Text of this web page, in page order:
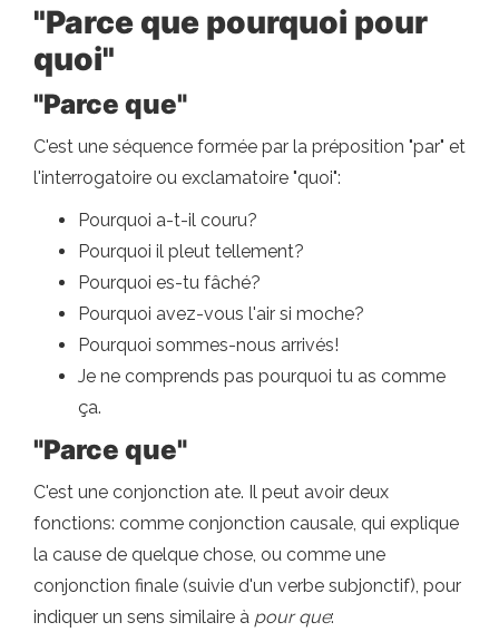
"Parce que pourquoi pour
quoi"
"Parce que"
C'est une séquence formée par la préposition "par" et
l'interrogatoire ou exclamatoire "quoi":
Pourquoi a-t-il couru?
Pourquoi il pleut tellement?
Pourquoi es-tu fâché?
Pourquoi avez-vous l'air si moche?
Pourquoi sommes-nous arrivés!
Je ne comprends pas pourquoi tu as comme
ça.
"Parce que"
C'est une conjonction ate. Il peut avoir deux
fonctions: comme conjonction causale, qui explique
la cause de quelque chose, ou comme une
conjonction finale (suivie d'un verbe subjonctif), pour
indiquer un sens similaire à pour que: